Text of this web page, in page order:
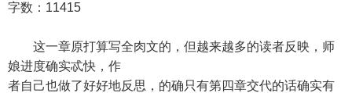
字数：11415
这一章原打算写全肉文的，但越来越多的读者反映，师
娘进度确实忒快，作
者自己也做了好好地反思，的确只有第四章交代的话确实有